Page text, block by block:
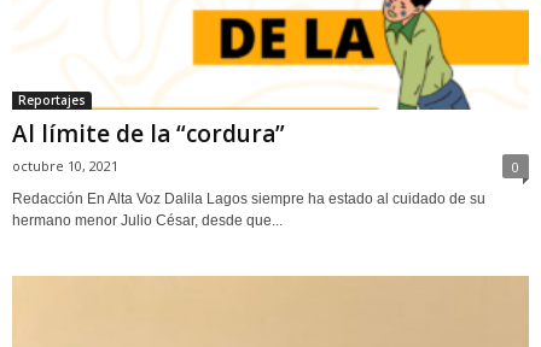
Reportajes
Al límite de la “cordura”
octubre 10, 2021 0
Redacción En Alta Voz Dalila Lagos siempre ha estado al cuidado de su
hermano menor Julio César, desde que...